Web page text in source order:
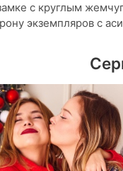
с круглым
экземпляров с